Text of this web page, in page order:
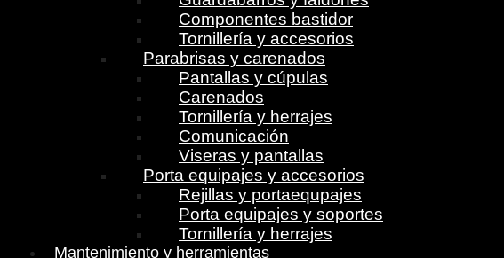
Componentes bastidor
Tornillería y accesorios
Parabrisas y carenados
Pantallas y cúpulas
Carenados
Tornillería y herrajes
Comunicación
Viseras y pantallas
Porta equipajes y accesorios
Rejillas y portaequpajes
Porta equipajes y soportes
Tornillería y herrajes
Mantenimiento y herramientas